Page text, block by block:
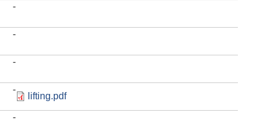
-
-
-
-
lifting.pdf
-